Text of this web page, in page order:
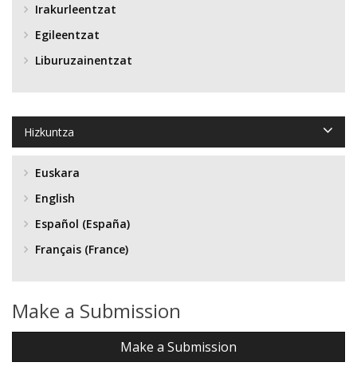
Irakurleentzat
Egileentzat
Liburuzainentzat
Hizkuntza
Euskara
English
Español (España)
Français (France)
Make a Submission
Make a Submission